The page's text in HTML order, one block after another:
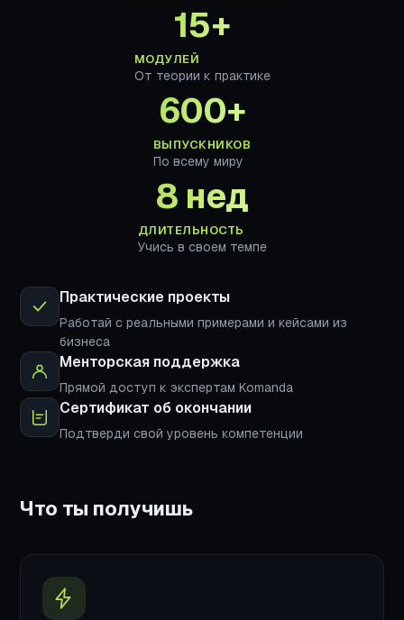
15+
МОДУЛЕЙ
От теории к практике
600+
ВЫПУСКНИКОВ
По всему миру
8 нед
ДЛИТЕЛЬНОСТЬ
Учись в своем темпе
Практические проекты
Работай с реальными примерами и кейсами из
бизнеса
Менторская поддержка
Прямой доступ к экспертам Komanda
Сертификат об окончании
Подтверди свой уровень компетенции
Что ты получишь